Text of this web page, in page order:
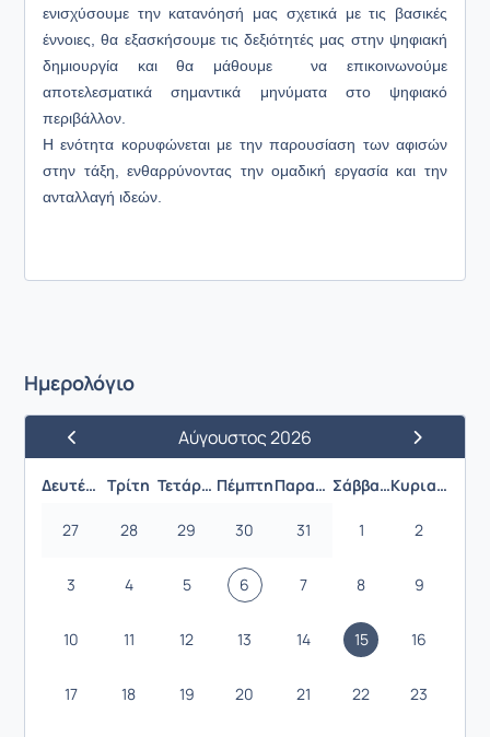
ενισχύσουμε την κατανόησή μας σχετικά με τις βασικές
έννοιες, θα εξασκήσουμε τις δεξιότητές μας στην ψηφιακή
δημιουργία και θα μάθουμε να επικοινωνούμε
αποτελεσματικά σημαντικά μηνύματα στο ψηφιακό
περιβάλλον.
Η ενότητα κορυφώνεται με την παρουσίαση των αφισών
στην τάξη, ενθαρρύνοντας την ομαδική εργασία και την
ανταλλαγή ιδεών.
Ημερολόγιο
Προηγούμενος ΜήναςΑύγουστος 2026
Επόμενος
Δευτέρα Τρίτη Τετάρτη Πέμπτη Παρασκευή Σάββατο Κυριακή
27 28 29 30 31 1 2
3 4 5 6 7 8 9
10 11 12 13 14 15 16
17 18 19 20 21 22 23